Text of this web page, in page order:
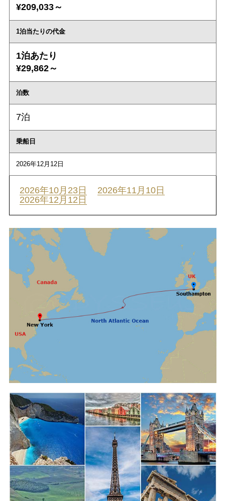
¥209,033～
1泊当たりの代金
1泊あたり
¥29,862～
泊数
7泊
乗船日
2026年12月12日
2026年10月23日
2026年11月10日
2026年12月12日